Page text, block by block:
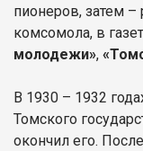
пионеров, затем
комсомола, в
молодежи»,
В 1930 – 1932
Томского
окончил его.